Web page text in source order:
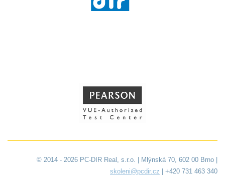
© 2014 - 2026 PC-DIR Real, s.r.o. | Mlýnská 70, 602 00 Brno |
skoleni@pcdir.cz | +420 731 463 340